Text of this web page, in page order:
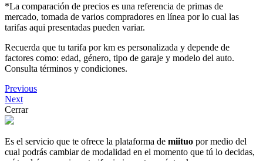
*La comparación de precios es una referencia de primas de
mercado, tomada de varios compradores en línea por lo cual las
tarifas aqui presentadas pueden variar.
Recuerda que tu tarifa por km es personalizada y depende de
factores como: edad, género, tipo de garaje y modelo del auto.
Consulta términos y condiciones.
Previous
Next
Cerrar
Es el servicio que te ofrece la plataforma de miituo por medio del
cual podrás cambiar de modalidad en el momento que tú lo decidas,